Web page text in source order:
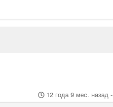
12 года 9 мес. назад-